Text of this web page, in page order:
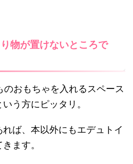
物が置けないところで
のおもちゃを入れるスペース
う方にピッタリ。
ば、本以外にもエデュトイ
ます。